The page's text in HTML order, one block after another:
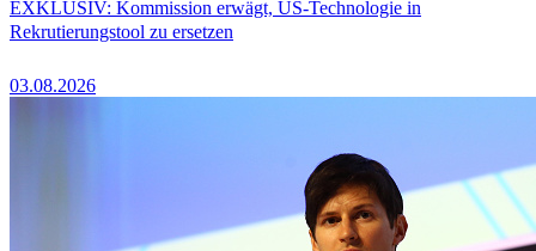
EXKLUSIV: Kommission erwägt, US-Technologie in
Rekrutierungstool zu ersetzen
03.08.2026